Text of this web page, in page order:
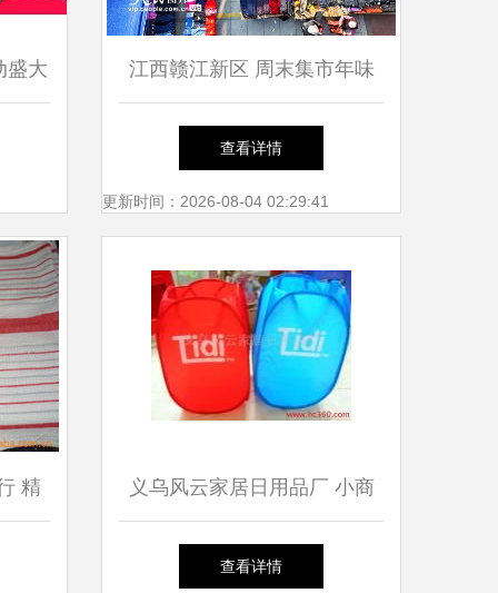
盛大 江西赣江新区 周末集市年味
浓，日用百货聚乡情
查看详情
更新时间：2026-08-04 02:29:41
精
日
义乌风云家居日用品厂 小商
品之都的日用百货制造先锋
查看详情